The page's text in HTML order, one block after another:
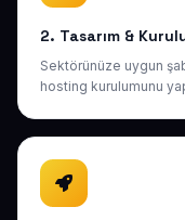
2. Tasarım &
Sektörünüze uygun
hosting kurulumunu